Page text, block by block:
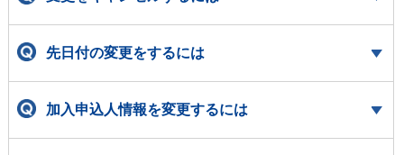
先日付の変更をするには
加入申込人情報を変更するには